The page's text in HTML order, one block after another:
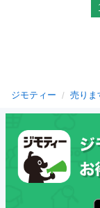
ジモティー 売りま